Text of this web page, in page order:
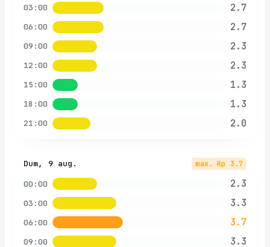
03:00 2.7
06:00 2.7
09:00 2.3
12:00 2.3
15:00 1.3
18:00 1.3
21:00 2.0
Dum, 9 aug. max. Kp 3.7
00:00 2.3
03:00 3.3
06:00 3.7
09:00 3.3